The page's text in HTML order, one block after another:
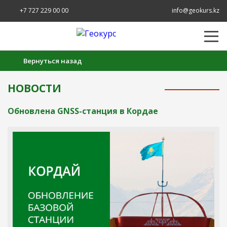
+7 727 229 00 00 info@geokurs.kz
Создание заявки на аренду прибора:
Уточнение деталей
2
Оформление
заказа
Вернуться назад
НОВОСТИ
Обновлена GNSS-станция в Кордае